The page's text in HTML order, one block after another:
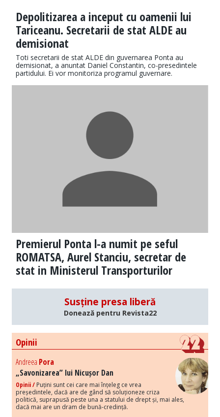
Depolitizarea a inceput cu oamenii lui
Tariceanu. Secretarii de stat ALDE au
demisionat
Toti secretarii de stat ALDE din guvernarea Ponta au
demisionat, a anuntat Daniel Constantin, co-presedintele
partidului. Ei vor monitoriza programul guvernare.
Premierul Ponta l-a numit pe seful
ROMATSA, Aurel Stanciu, secretar de
stat in Ministerul Transporturilor
Susține presa liberă
Donează pentru Revista22
Opinii
Andreea Pora
„Savonizarea” lui Nicușor Dan
Opinii / Puțini sunt cei care mai înțeleg ce vrea
președintele, dacă are de gând să soluționeze criza
politică, suprapusă peste una a statului de drept și, mai ales,
dacă mai are un dram de bună-credință.